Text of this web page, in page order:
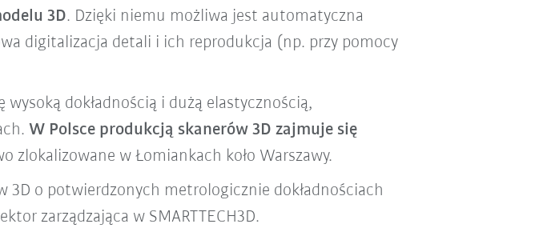
3D. Dzięki niemu możliwa jest automatyczna
digitalizacja detali i ich reprodukcja (np. przy pomocy
dokładnością i dużą elastycznością,
W Polsce produkcją skanerów 3D zajmuje się
zlokalizowane w Łomiankach koło Warszawy.
3D o potwierdzonych metrologicznie dokładnościach
zarządzająca w SMARTTECH3D.